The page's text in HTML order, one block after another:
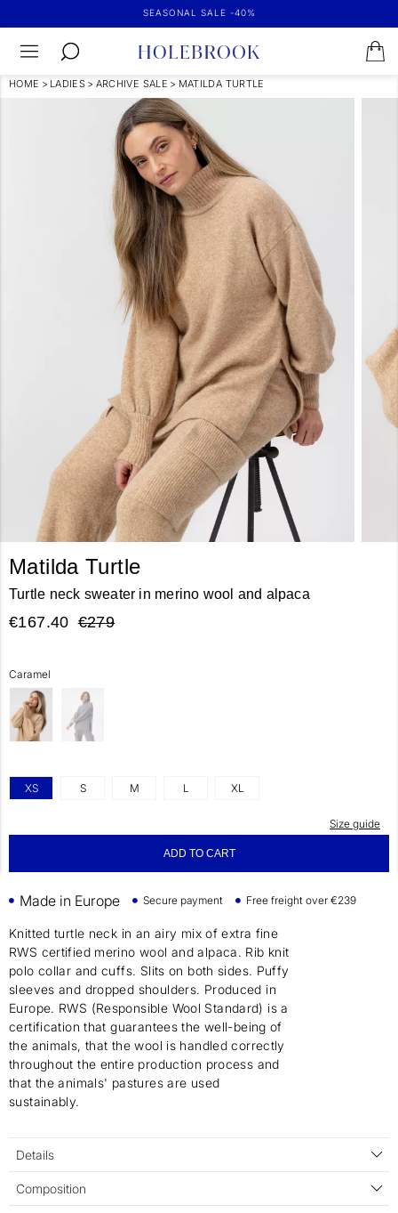
SEASONAL SALE -40%
HOME > LADIES > ARCHIVE SALE > MATILDA TURTLE
Matilda Turtle
Turtle neck sweater in merino wool and alpaca
€167.40 €279
Caramel
XS S M L XL
Size guide
ADD TO CART
Made in Europe Secure payment Free freight over €239
Knitted turtle neck in an airy mix of extra fine
RWS certified merino wool and alpaca. Rib knit
polo collar and cuffs. Slits on both sides. Puffy
sleeves and dropped shoulders. Produced in
Europe. RWS (Responsible Wool Standard) is a
certification that guarantees the well-being of
the animals, that the wool is handled correctly
throughout the entire production process and
that the animals' pastures are used
sustainably.
Details
Composition